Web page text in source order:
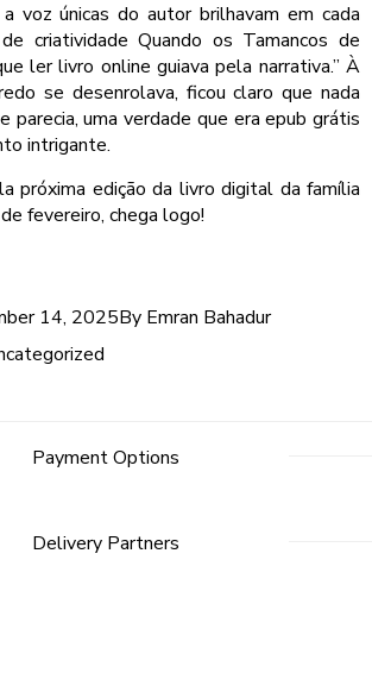
voz únicas do autor brilhavam em cada
criatividade Quando os Tamancos de
ler livro online guiava pela narrativa.” À
se desenrolava, ficou claro que nada
parecia, uma verdade que era epub grátis
intrigante.
próxima edição da livro digital da família
fevereiro, chega logo!
14, 2025By Emran Bahadur
Payment Options
Delivery Partners